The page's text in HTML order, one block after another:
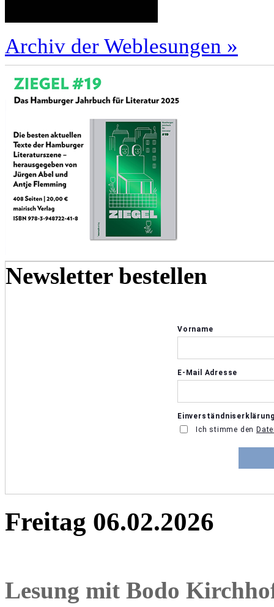
Archiv der Weblesungen »
Newsletter bestellen
Freitag 06.02.2026
Lesung mit Bodo